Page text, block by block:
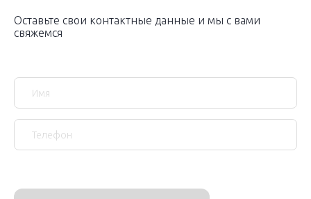
Оставьте свои контактные данные и мы с вами
свяжемся